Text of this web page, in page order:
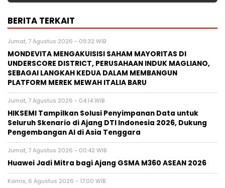
BERITA TERKAIT
Jumat, 7 Agustus 2026 - 09:32 WIB
MONDEVITA MENGAKUISISI SAHAM MAYORITAS DI
UNDERSCORE DISTRICT, PERUSAHAAN INDUK MAGLIANO,
SEBAGAI LANGKAH KEDUA DALAM MEMBANGUN
PLATFORM MEREK MEWAH ITALIA BARU
Jumat, 7 Agustus 2026 - 04:14 WIB
HIKSEMI Tampilkan Solusi Penyimpanan Data untuk
Seluruh Skenario di Ajang DTI Indonesia 2026, Dukung
Pengembangan AI di Asia Tenggara
Jumat, 7 Agustus 2026 - 00:42 WIB
Huawei Jadi Mitra bagi Ajang GSMA M360 ASEAN 2026
Kamis, 6 Agustus 2026 - 17:00 WIB